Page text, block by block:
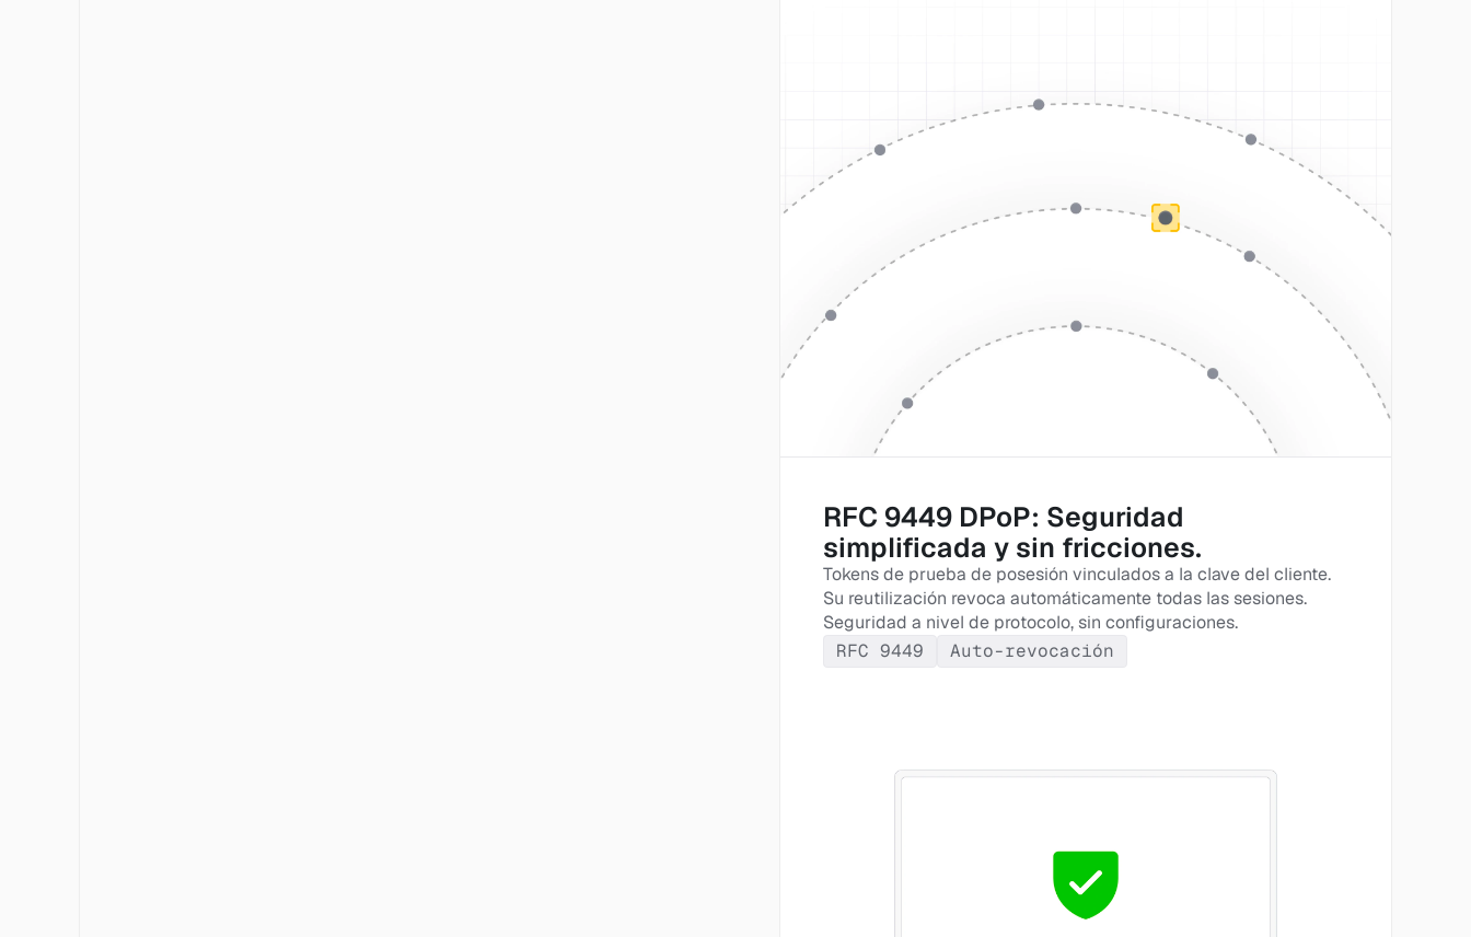
RFC 9449 DPoP: Seguridad
simplificada y sin fricciones.
Tokens de prueba de posesión vinculados a la clave del cliente.
Su reutilización revoca automáticamente todas las sesiones.
Seguridad a nivel de protocolo, sin configuraciones.
RFC 9449
Auto-revocación